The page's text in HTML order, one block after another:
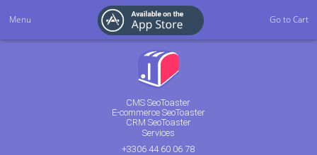
CMS SeoToaster
E-commerce SeoToaster
CRM SeoToaster
Services
+3306 44 60 06 78
Menu Go to Cart